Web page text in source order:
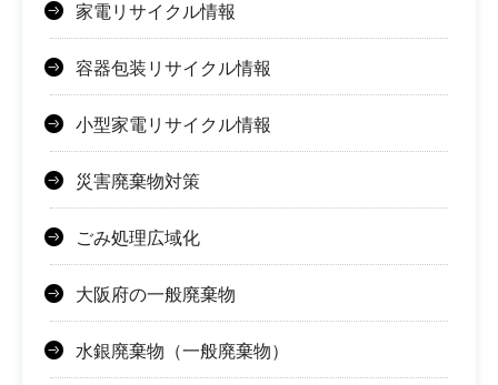
家電リサイクル情報
容器包装リサイクル情報
小型家電リサイクル情報
災害廃棄物対策
ごみ処理広域化
大阪府の一般廃棄物
水銀廃棄物（一般廃棄物）